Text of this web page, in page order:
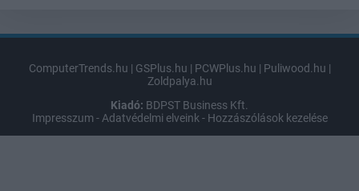
ComputerTrends.hu | GSPlus.hu | PCWPlus.hu | Puliwood.hu |
Zoldpalya.hu
Kiadó: BDPST Business Kft.
Impresszum - Adatvédelmi elveink - Hozzászólások kezelése